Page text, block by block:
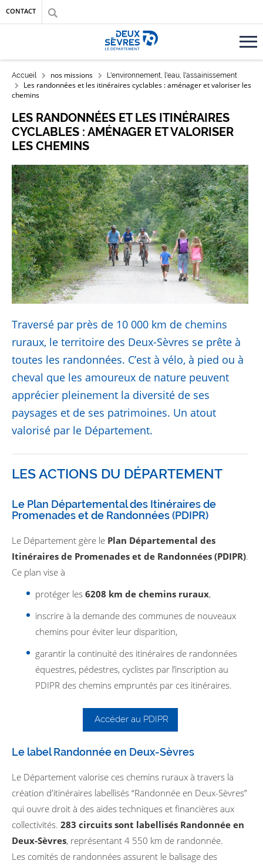
Aller au contenu principal
Aller au menu
Aller à la recherche
CONTACT
Accueil département des Deux-Sèvres
FIL D'ARIANE
Accueil nos missions L'environnement, l'eau, l'assainissement
Les randonnées et les itinéraires cyclables : aménager et valoriser les
chemins
LES RANDONNÉES ET LES ITINÉRAIRES
CYCLABLES : AMÉNAGER ET VALORISER
LES CHEMINS
Traversé par près de 10 000 km de chemins
ruraux, le territoire des Deux-Sèvres se prête à
toutes les randonnées. C’est à vélo, à pied ou à
cheval que les amoureux de nature peuvent
apprécier pleinement la diversité de ses
paysages et de ses patrimoines. Un atout
valorisé par le Département.
LES ACTIONS DU DÉPARTEMENT
Le Plan Départemental des Itinéraires de
Promenades et de Randonnées (PDIPR)
Le Département gère le Plan Départemental des
Itinéraires de Promenades et de Randonnées (PDIPR).
Ce plan vise à
protéger les 6208 km de chemins ruraux,
inscrire à la demande des communes de nouveaux
chemins pour éviter leur disparition,
garantir la continuité des itinéraires de randonnées
équestres, pédestres, cyclistes par l’inscription au
PDIPR des chemins empruntés par ces itinéraires.
Accéder au PDIPR
Le label Randonnée en Deux-Sèvres
Le Département valorise ces chemins ruraux à travers la
création d'itinéraires labellisés “Randonnée en Deux-Sèvres”
qui ouvre droit à des aides techniques et financières aux
collectivités. 283 circuits sont labellisés Randonnée en
Deux-Sèvres, représentant 4 550 km de randonnée.
Les comités de randonnées assurent le balisage des